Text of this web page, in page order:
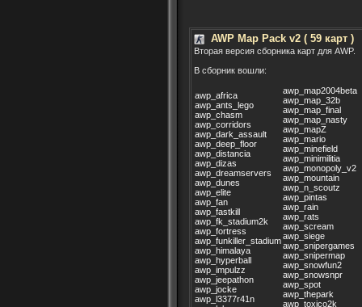
AWP Map Pack v2 ( 59 карт )
Вторая версия сборника карт для AWP.
В сборник вошли:
awp_africa
awp_ants_lego
awp_chasm
awp_corridors
awp_dark_assault
awp_deep_floor
awp_distancia
awp_dizas
awp_dreamservers
awp_dunes
awp_elite
awp_fan
awp_fastkill
awp_fk_stadium2k
awp_fortress
awp_funkiller_stadium
awp_himalaya
awp_hyperball
awp_impulzz
awp_jeepathon
awp_jocke
awp_l3377r41n
awp_map2004beta
awp_map_32b
awp_map_final
awp_map_nasty
awp_mapZ
awp_mario
awp_minefield
awp_minimilitia
awp_monopoly_v2
awp_mountain
awp_n_scoutz
awp_pintas
awp_rain
awp_rats
awp_scream
awp_siege
awp_snipergames
awp_snipermap
awp_snowfun2
awp_snowsnpr
awp_spot
awp_thepark
awp_toxico2k